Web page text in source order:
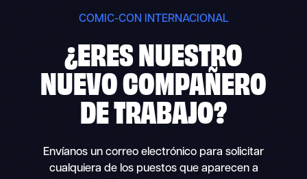
COMIC-CON INTERNACIONAL
¿ERES NUESTRO
NUEVOCOMPAÑERO
DE TRABAJO?
Envíanos un correo electrónico para solicitar
cualquiera de los puestos que aparecen a